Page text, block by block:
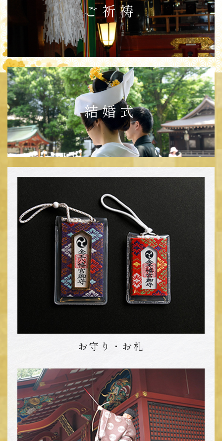
ご祈祷お申込みの前にお電話にて、
必ずご予約をお願いいたします。
ご予約済みの方はこちら
ご予約がお済みでない方は
下記電話番号にご連絡ください。
03-3407-1811
ご祈祷
結婚式
お守り・お札